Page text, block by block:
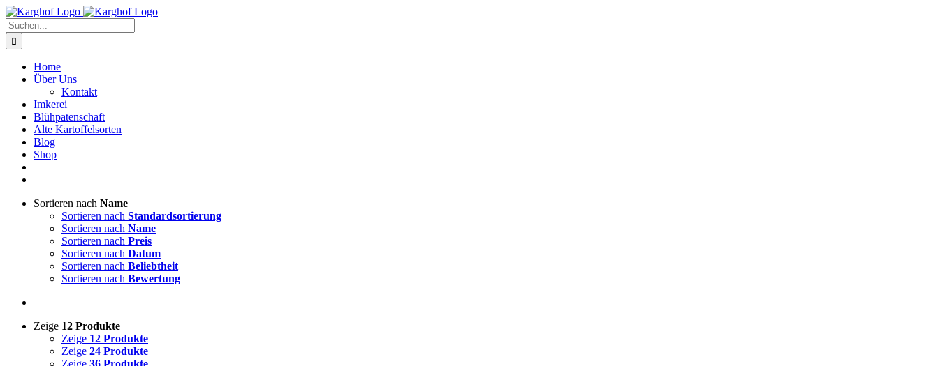
Zum
Inhalt
springen
Instagram
Facebook
Suche
nach:
Home
Über Uns
Kontakt
Imkerei
Blühpatenschaft
Alte Kartoffelsorten
Blog
Shop
Sortieren nach Name
Sortieren nach Standardsortierung
Sortieren nach Name
Sortieren nach Preis
Sortieren nach Datum
Sortieren nach Beliebtheit
Sortieren nach Bewertung
Zeige 12 Produkte
Zeige 12 Produkte
Zeige 24 Produkte
Zeige 36 Produkte